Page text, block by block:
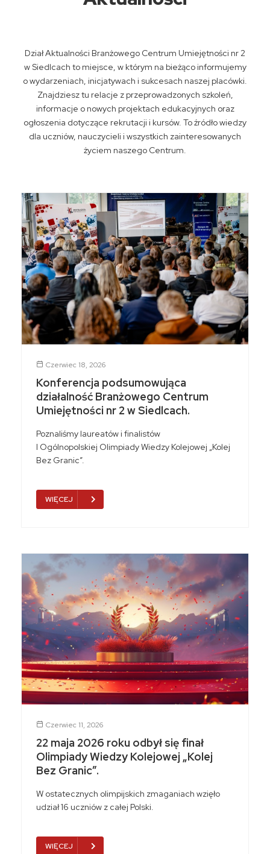
Dział Aktualności Branżowego Centrum Umiejętności nr 2
w Siedlcach to miejsce, w którym na bieżąco informujemy
o wydarzeniach, inicjatywach i sukcesach naszej placówki.
Znajdziesz tu relacje z przeprowadzonych szkoleń,
informacje o nowych projektach edukacyjnych oraz
ogłoszenia dotyczące rekrutacji i kursów. To źródło wiedzy
dla uczniów, nauczycieli i wszystkich zainteresowanych
życiem naszego Centrum.
Czerwiec 18, 2026
Konferencja podsumowująca
działalność Branżowego Centrum
Umiejętności nr 2 w Siedlcach.
Poznaliśmy laureatów i finalistów
I Ogólnopolskiej Olimpiady Wiedzy Kolejowej „Kolej
Bez Granic”.
WIĘCEJ
Czerwiec 11, 2026
22 maja 2026 roku odbył się finał
Olimpiady Wiedzy Kolejowej „Kolej
Bez Granic”.
W ostatecznych olimpijskich zmaganiach wzięło
udział 16 uczniów z całej Polski.
WIĘCEJ